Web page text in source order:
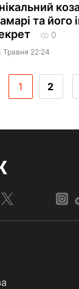
та його
0
Травня 22:24
1 2